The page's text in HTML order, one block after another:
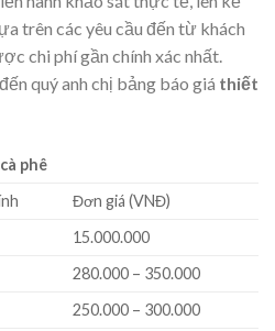
trên các yêu cầu đến từ khách
chi phí gần chính xác nhất.
quý anh chị bảng báo giá thiết
phê
Đơn giá (VNĐ)
15.000.000
280.000 – 350.000
250.000 – 300.000